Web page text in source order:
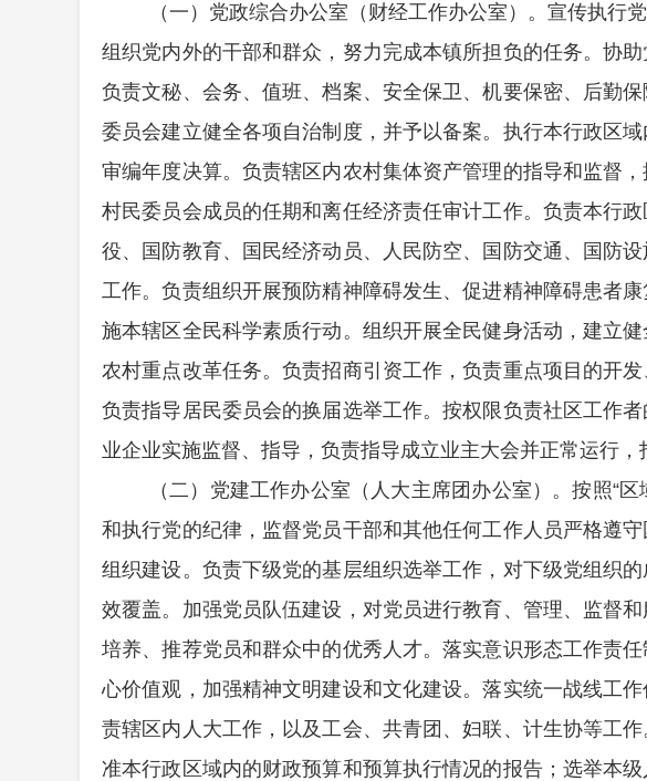
（一）党政综合办公室（财经工作办公室）。宣传执行
组织党内外的干部和群众，努力完成本镇所担负的任务。协
负责文秘、会务、值班、档案、安全保卫、机要保密、后勤
委员会建立健全各项自治制度，并予以备案。执行本行政区
审编年度决算。负责辖区内农村集体资产管理的指导和监督
村民委员会成员的任期和离任经济责任审计工作。负责本行
役、国防教育、国民经济动员、人民防空、国防交通、国防
工作。负责组织开展预防精神障碍发生、促进精神障碍患者
施本辖区全民科学素质行动。组织开展全民健身活动，建立健
农村重点改革任务。负责招商引资工作，负责重点项目的开
负责指导居民委员会的换届选举工作。按权限负责社区工作
业企业实施监督、指导，负责指导成立业主大会并正常运行，
（二）党建工作办公室（人大主席团办公室）。按照“
和执行党的纪律，监督党员干部和其他任何工作人员严格遵
组织建设。负责下级党的基层组织选举工作，对下级党组织
效覆盖。加强党员队伍建设，对党员进行教育、管理、监督
培养、推荐党员和群众中的优秀人才。落实意识形态工作责
心价值观，加强精神文明建设和文化建设。落实统一战线工
责辖区内人大工作，以及工会、共青团、妇联、计生协等工
准本行政区域内的财政预算和预算执行情况的报告；选举本